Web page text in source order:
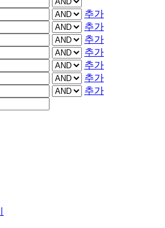
추가
추가
추가
추가
추가
추가
추가